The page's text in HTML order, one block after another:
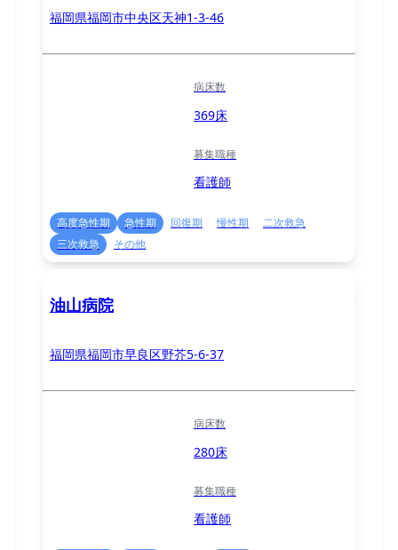
福岡県福岡市中央区天神1-3-46
病床数
369床
募集職種
看護師
高度急性期 急性期 回復期 慢性期
二次救急
三次救急
その他
油山病院
福岡県福岡市早良区野芥5-6-37
病床数
280床
募集職種
看護師